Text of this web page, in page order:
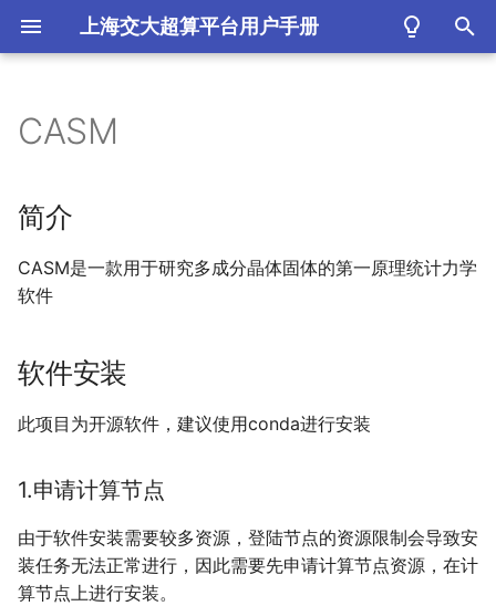
上海交大超算平台用户手册
始
搜
简介
软件安装
1. 申请计算节点
3.确认安装结果
CASM
简介
CASM是一款用于研究多成分晶体固体的第一原理统计力学
软件
软件安装
此项目为开源软件，建议使用conda进行安装
1.申请计算节点
由于软件安装需要较多资源，登陆节点的资源限制会导致安
装任务无法正常进行，因此需要先申请计算节点资源，在计
算节点上进行安装。